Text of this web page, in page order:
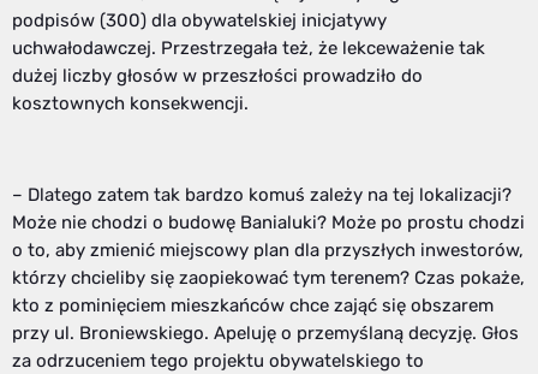
podpisów (300) dla obywatelskiej inicjatywy
uchwałodawczej. Przestrzegała też, że lekceważenie tak
dużej liczby głosów w przeszłości prowadziło do
kosztownych konsekwencji.
– Dlatego zatem tak bardzo komuś zależy na tej lokalizacji?
Może nie chodzi o budowę Banialuki? Może po prostu chodzi
o to, aby zmienić miejscowy plan dla przyszłych inwestorów,
którzy chcieliby się zaopiekować tym terenem? Czas pokaże,
kto z pominięciem mieszkańców chce zająć się obszarem
przy ul. Broniewskiego. Apeluję o przemyślaną decyzję. Głos
za odrzuceniem tego projektu obywatelskiego to